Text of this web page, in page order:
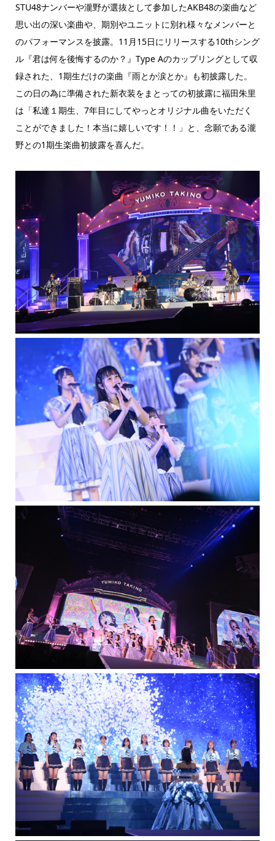
STU48ナンバーや瀧野が選抜として参加したAKB48の楽曲など
思い出の深い楽曲や、期別やユニットに別れ様々なメンバーと
のパフォーマンスを披露。11月15日にリリースする10thシング
ル『君は何を後悔するのか？』Type Aのカップリングとして収
録された、1期生だけの楽曲『雨とか涙とか』も初披露した。
この日の為に準備された新衣装をまとっての初披露に福田朱里
は「私達１期生、7年目にしてやっとオリジナル曲をいただく
ことができました！本当に嬉しいです！！」と、念願である瀧
野との1期生楽曲初披露を喜んだ。